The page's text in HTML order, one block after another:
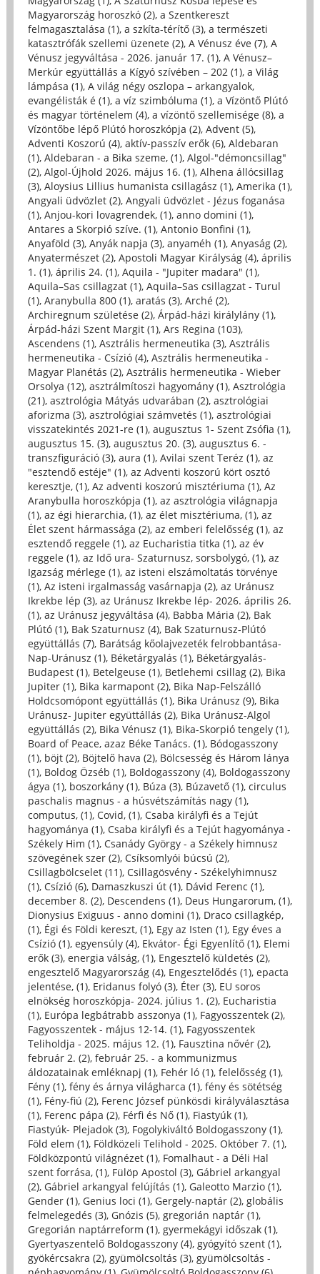
Magyarország horoszkó (2), a Szentkereszt
felmagasztalása (1), a szkíta-térítő (3), a természeti
katasztrófák szellemi üzenete (2), A Vénusz éve (7), A
Vénusz jegyváltása - 2026. január 17. (1), A Vénusz–
Merkúr együttállás a Kígyó szívében – 202 (1), a Világ
lámpása (1), A világ négy oszlopa – arkangyalok,
evangélisták é (1), a víz szimbóluma (1), a Vízöntő Plútó
és magyar történelem (4), a vízöntő szellemisége (8), a
Vízöntőbe lépő Plútó horoszkópja (2), Advent (5),
Adventi Koszorú (4), aktív-passzív erők (6), Aldebaran
(1), Aldebaran - a Bika szeme, (1), Algol-"démoncsillag"
(2), Algol-Újhold 2026. május 16. (1), Alhena állócsillag
(3), Aloysius Lillius humanista csillagász (1), Amerika (1),
Angyali üdvözlet (2), Angyali üdvözlet - Jézus foganása
(1), Anjou-kori lovagrendek, (1), anno domini (1),
Antares a Skorpió szíve. (1), Antonio Bonfini (1),
Anyaföld (3), Anyák napja (3), anyaméh (1), Anyaság (2),
Anyatermészet (2), Apostoli Magyar Királyság (4), április
1. (1), április 24. (1), Aquila - "Jupiter madara" (1),
Aquila–Sas csillagzat (1), Aquila–Sas csillagzat - Turul
(1), Aranybulla 800 (1), aratás (3), Arché (2),
Archiregnum születése (2), Árpád-házi királylány (1),
Árpád-házi Szent Margit (1), Ars Regina (103),
Ascendens (1), Asztrális hermeneutika (3), Asztrális
hermeneutika - Csízió (4), Asztrális hermeneutika -
Magyar Planétás (2), Asztrális hermeneutika - Wieber
Orsolya (12), asztrálmítoszi hagyomány (1), Asztrológia
(21), asztrológia Mátyás udvarában (2), asztrológiai
aforizma (3), asztrológiai számvetés (1), asztrológiai
visszatekintés 2021-re (1), augusztus 1- Szent Zsófia (1),
augusztus 15. (3), augusztus 20. (3), augusztus 6. -
transzfiguráció (3), aura (1), Avilai szent Teréz (1), az
"esztendő estéje" (1), az Adventi koszorú kört osztó
keresztje, (1), Az adventi koszorú misztériuma (1), Az
Aranybulla horoszkópja (1), az asztrológia világnapja
(1), az égi hierarchia, (1), az élet misztériuma, (1), az
Élet szent hármassága (2), az emberi felelősség (1), az
esztendő reggele (1), az Eucharistia titka (1), az év
reggele (1), az Idő ura- Szaturnusz, sorsbolygó, (1), az
Igazság mérlege (1), az isteni elszámoltatás törvénye
(1), Az isteni irgalmasság vasárnapja (2), az Uránusz
Ikrekbe lép (3), az Uránusz Ikrekbe lép- 2026. április 26.
(1), az Uránusz jegyváltása (4), Babba Mária (2), Bak
Plútó (1), Bak Szaturnusz (4), Bak Szaturnusz-Plútó
együttállás (7), Barátság kőolajvezeték felrobbantása-
Nap-Uránusz (1), Béketárgyalás (1), Béketárgyalás-
Budapest (1), Betelgeuse (1), Betlehemi csillag (2), Bika
Jupiter (1), Bika karmapont (2), Bika Nap-Felszálló
Holdcsomópont együttállás (1), Bika Uránusz (9), Bika
Uránusz- Jupiter együttállás (2), Bika Uránusz-Algol
együttállás (2), Bika Vénusz (1), Bika-Skorpió tengely (1),
Board of Peace, azaz Béke Tanács. (1), Bódogasszony
(1), böjt (2), Böjtelő hava (2), Bölcsesség és Három lánya
(1), Boldog Özséb (1), Boldogasszony (4), Boldogasszony
ágya (1), boszorkány (1), Búza (3), Búzavető (1), circulus
paschalis magnus - a húsvétszámítás nagy (1),
computus, (1), Covid, (1), Csaba királyfi és a Tejút
hagyománya (1), Csaba királyfi és a Tejút hagyománya -
Székely Him (1), Csanády György - a Székely himnusz
szövegének szer (2), Csíksomlyói búcsú (2),
Csillagbölcselet (11), Csillagösvény - Székelyhimnusz
(1), Csízió (6), Damaszkuszi út (1), Dávid Ferenc (1),
december 8. (2), Descendens (1), Deus Hungarorum, (1),
Dionysius Exiguus - anno domini (1), Draco csillagkép,
(1), Égi és Földi kereszt, (1), Egy az Isten (1), Egy éves a
Csízió (1), egyensúly (4), Ekvátor- Égi Egyenlítő (1), Elemi
erők (3), energia válság, (1), Engesztelő küldetés (2),
engesztelő Magyarország (4), Engesztelődés (1), epacta
jelentése, (1), Eridanus folyó (3), Éter (3), EU soros
elnökség horoszkópja- 2024. július 1. (2), Eucharistia
(1), Európa legbátrabb asszonya (1), Fagyosszentek (2),
Fagyosszentek - május 12-14. (1), Fagyosszentek
Teliholdja - 2025. május 12. (1), Fausztina nővér (2),
február 2. (2), február 25. - a kommunizmus
áldozatainak emléknapj (1), Fehér ló (1), felelősség (1),
Fény (1), fény és árnya világharca (1), fény és sötétség
(1), Fény-fiú (2), Ferenc József pünkösdi királyválasztása
(1), Ferenc pápa (2), Férfi és Nő (1), Fiastyúk (1),
Fiastyúk- Plejadok (3), Fogolykiváltó Boldogasszony (1),
Föld elem (1), Földközeli Telihold - 2025. Október 7. (1),
Földközpontú világnézet (1), Fomalhaut - a Déli Hal
szent forrása, (1), Fülöp Apostol (3), Gábriel arkangyal
(2), Gábriel arkangyal felújítás (1), Galeotto Marzio (1),
Gender (1), Genius loci (1), Gergely-naptár (2), globális
felmelegedés (3), Gnózis (5), gregorián naptár (1),
Gregorián naptárreform (1), gyermekágyi időszak (1),
Gyertyaszentelő Boldogasszony (4), gyógyító szent (1),
gyökércsakra (2), gyümölcsoltás (3), gyümölcsoltás -